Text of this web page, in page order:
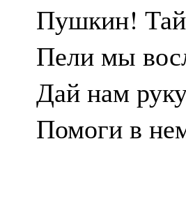
Пушкин!
Пели мы
Дай нам
Помоги в